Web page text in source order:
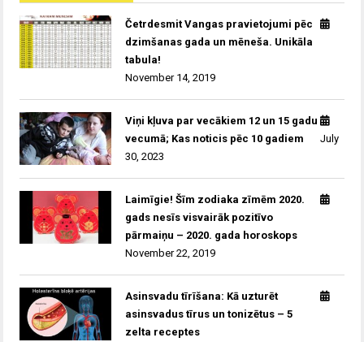
Četrdesmit Vangas pravietojumi pēc
dzimšanas gada un mēneša. Unikāla
tabula!
November 14, 2019
Viņi kļuva par vecākiem 12 un 15 gadu
vecumā; Kas noticis pēc 10 gadiem
July
30, 2023
Laimīgie! Šīm zodiaka zīmēm 2020.
gads nesīs visvairāk pozitīvo
pārmaiņu – 2020. gada horoskops
November 22, 2019
Asinsvadu tīrīšana: Kā uzturēt
asinsvadus tīrus un tonizētus – 5
zelta receptes